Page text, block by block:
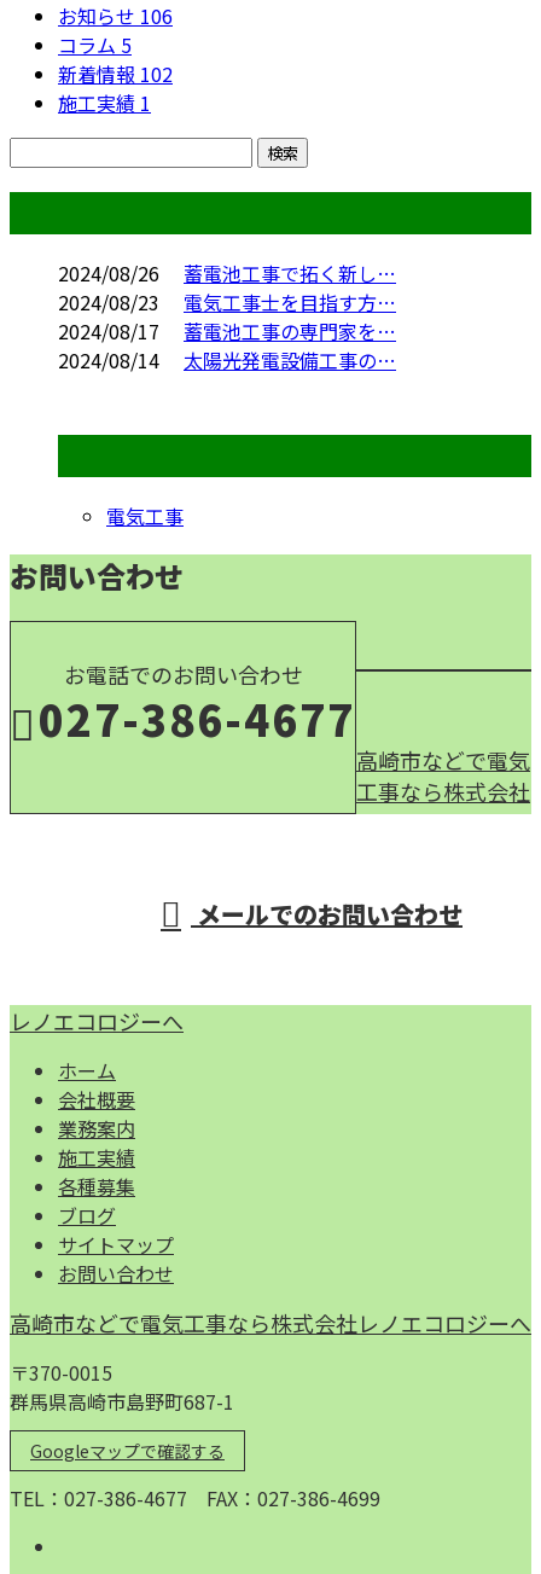
お知らせ 106
コラム 5
新着情報 102
施工実績 1
2024/08/26
蓄電池工事で拓く新し…
2024/08/23
電気工事士を目指す方…
2024/08/17
蓄電池工事の専門家を…
2024/08/14
太陽光発電設備工事の…
電気工事
お問い合わせ
お電話でのお問い合わせ
027-386-4677
メールでのお問い合わせ
高崎市などで電気
工事なら株式会社
レノエコロジーへ
ホーム
会社概要
業務案内
施工実績
各種募集
ブログ
サイトマップ
お問い合わせ
高崎市などで電気工事なら株式会社レノエコロジーへ
〒370-0015
群馬県高崎市島野町687-1
Googleマップで確認する
TEL：027-386-4677 FAX：027-386-4699